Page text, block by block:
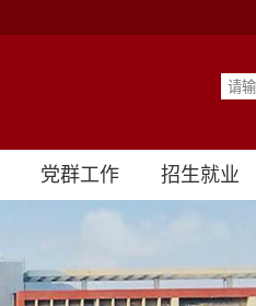
党群工作 招生就业